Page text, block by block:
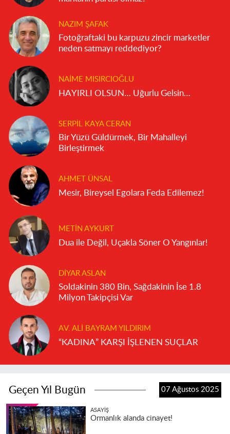
NAZIM ŞAFAK
Fotoğraftaki bu karpuzu zincir marketler
neden satmayı reddediyor?
NAIME MISIRCIOĞLU
HAYIRLI OLSUN… Uğurlu Gelsin…
SERPIL KAYA CERAN
Bir Yüzü Güldürmek, Bir Mahalleyi
Birleştirmek
AHMET ÜNSAL
Mesir, Bireysel Egolara Feda Edilemez!
METIN AYKURT
Dua ile Değil, Uçakla Söner O Yangınlar!
DIYAR ASLAN
Soldakinin 380 Bin, Sağdakinin İse 1.8
Milyon Takipçisi Var
AV. ALI BAYRAM YILDIRIM
“KADINA” KARŞI İŞLENEN SUÇLAR
Geçen Yıl Bugün 07 Ağustos 2025
ASAYIŞ
Ormanlık alanda cinayet!